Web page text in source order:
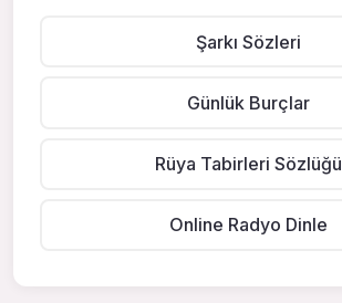
Şarkı Sözleri
Günlük Burçlar
Rüya Tabirleri Sözlüğü
Online Radyo Dinle